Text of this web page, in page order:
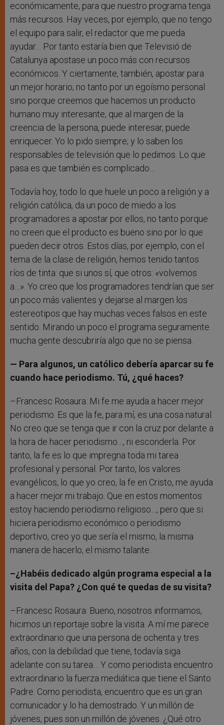
económicamente, para que nuestro programa tenga
más recursos. Hay veces, por ejemplo, que no tengo
el equipo para salir, el redactor que me pueda
ayudar… Por tanto estaría bien que Televisió de
Catalunya apostase un poco más con recursos
económicos. Y ciertamente, también, apostar para
un mejor horario; no tanto por un egoísmo personal
sino porque creemos que hacemos un producto
humano muy interesante, que al margen de la
creencia de la persona, puede interesar, puede
enriquecer. Yo lo pido siempre; y lo saben los
responsables de televisión que lo pedimos. Lo que
pasa es que también es complicado…
Todavía hoy, todo lo que huele un poco a religión y a
religión católica, da un poco de miedo a los
programadores a apostar por ellos, no tanto porque
no creen que el producto es bueno sino por lo que
pueden decir otros. Estos días, por ejemplo, con el
tema de la clase de religión, hemos tenido tantos
ríos de tinta: que si unos sí, que otros: «volvemos
a…». Yo creo que los programadores tendrían que ser
un poco más valientes y dejarse al margen los
estereotipos que hay muchas veces falsos en este
sentido. Mirando un poco el programa seguramente
mucha gente descubriría algo que no se piensa.
— Para algunos, un católico debería aparcar su fe
cuando hace periodismo. Tú, ¿qué haces?
–Francesc Rosaura: Mi fe me ayuda a hacer mejor
periodismo. Es que la fe, para mí, es una cosa natural.
No creo que se tenga que ir con la cruz por delante a
la hora de hacer periodismo…, ni esconderla. Por
tanto, la fe es lo que impregna toda mi tarea
profesional y personal. Por tanto, los valores
evangélicos, lo que yo creo, la fe en Cristo, me ayuda
a hacer mejor mi trabajo. Que en estos momentos
estoy haciendo periodismo religioso…, pero que si
hiciera periodismo económico o periodismo
deportivo, creo yo que sería el mismo, la misma
manera de hacerlo, el mismo talante.
–¿Habéis dedicado algún programa especial a la
visita del Papa? ¿Con qué te quedas de su visita?
–Francesc Rosaura: Bueno, nosotros informamos,
hicimos un reportaje sobre la visita. A mí me parece
extraordinario que una persona de ochenta y tres
años, con la debilidad que tiene, todavía siga
adelante con su tarea… Y como periodista encuentro
extraordinario la fuerza mediática que tiene el Santo
Padre. Como periodista, encuentro que es un gran
comunicador y lo ha demostrado. Y un millón de
jóvenes, pues son un millón de jóvenes. ¿Qué otro